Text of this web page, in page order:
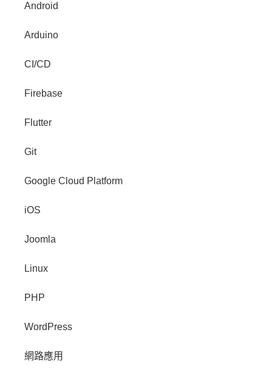
Android
Arduino
CI/CD
Firebase
Flutter
Git
Google Cloud Platform
iOS
Joomla
Linux
PHP
WordPress
網路應用